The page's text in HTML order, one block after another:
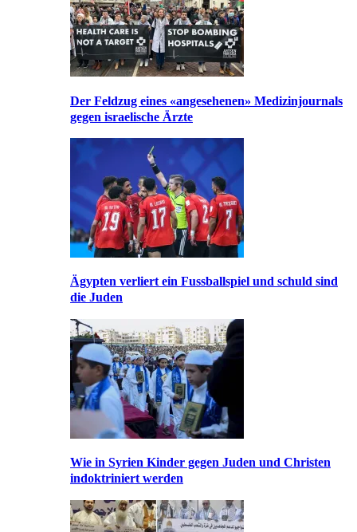
Der Feldzug eines «angesehenen» Medizinjournals
gegen israelische Ärzte
Ägypten verliert ein Fussballspiel und schuld sind
die Juden
Wie in Syrien Kinder gegen Juden und Christen
indoktriniert werden